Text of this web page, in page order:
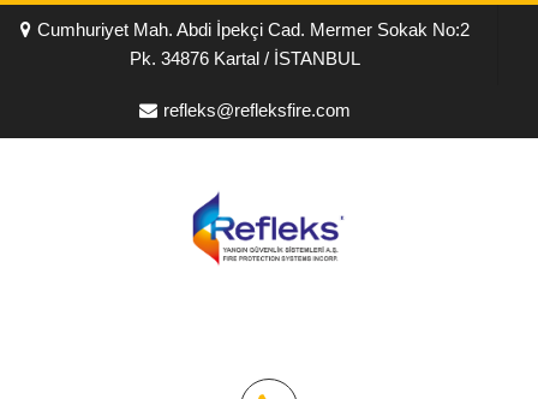
Cumhuriyet Mah. Abdi İpekçi Cad. Mermer Sokak No:2
Pk. 34876 Kartal / İSTANBUL
refleks@refleksfire.com